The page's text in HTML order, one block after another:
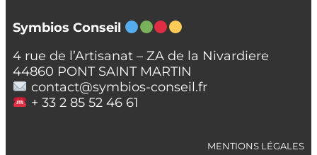
Symbios Conseil
4 rue de l’Artisanat – ZA de la Nivardiere
44860 PONT SAINT MARTIN
contact@symbios-conseil.fr
+ 33 2 85 52 46 61
MENTIONS LÉGALES